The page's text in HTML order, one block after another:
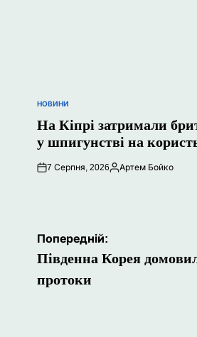
ОПУБЛІКУВАТИ
НОВИНИ
На Кіпрі затримали
у шпигунстві на
7 Серпня, 2026
Опубліковано
Артем Бойко
Навігація
записів
Попередній:
Південна Корея
протоки